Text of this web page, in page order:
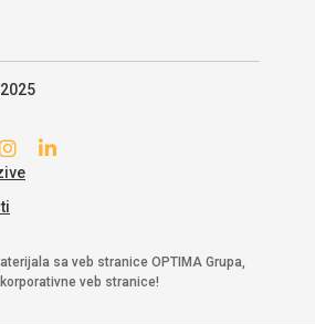
sa veb stranice OPTIMA Grupa,
veb stranice!